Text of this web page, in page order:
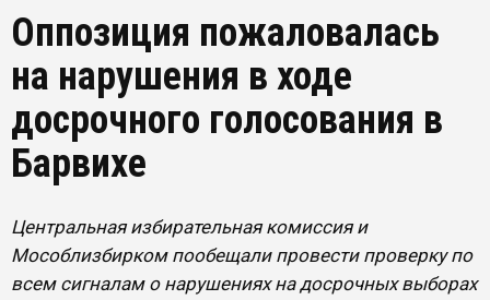
Оппозиция пожаловалась
на нарушения в ходе
досрочного голосования в
Барвихе
Центральная избирательная комиссия и
Мособлизбирком пообещали провести проверку по
всем сигналам о нарушениях на досрочных выборах